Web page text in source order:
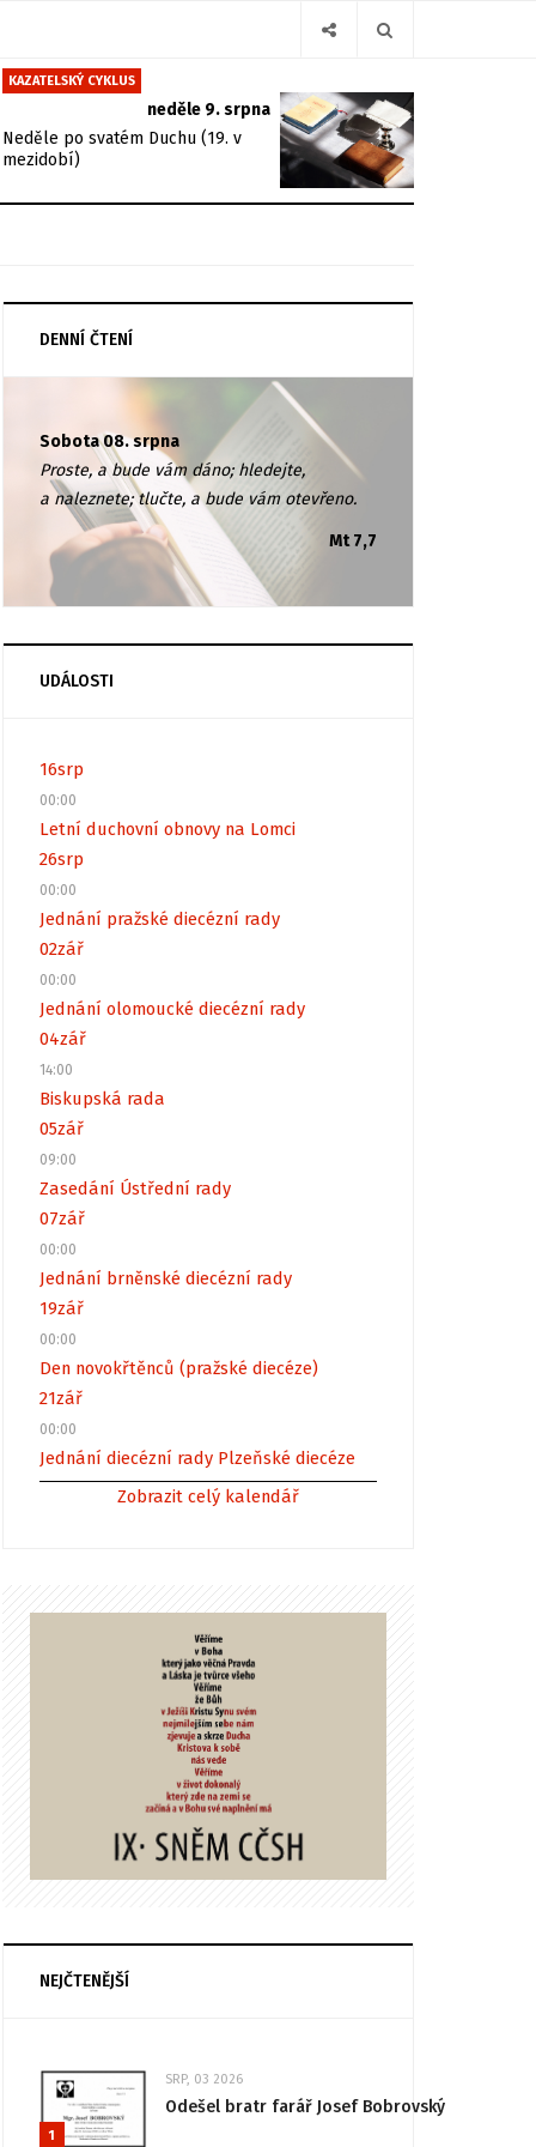
KAZATELSKÝ CYKLUS
neděle 9. srpna
Neděle po svatém Duchu (19. v
mezidobí)
DENNÍ ČTENÍ
Sobota 08. srpna
Proste, a bude vám dáno; hledejte,
a naleznete; tlučte, a bude vám otevřeno.
Mt 7,7
UDÁLOSTI
16srp
00:00
Letní duchovní obnovy na Lomci
26srp
00:00
Jednání pražské diecézní rady
02zář
00:00
Jednání olomoucké diecézní rady
04zář
14:00
Biskupská rada
05zář
09:00
Zasedání Ústřední rady
07zář
00:00
Jednání brněnské diecézní rady
19zář
00:00
Den novokřtěnců (pražské diecéze)
21zář
00:00
Jednání diecézní rady Plzeňské diecéze
Zobrazit celý kalendář
NEJČTENĚJŠÍ
1
SRP, 03 2026
Odešel bratr farář Josef Bobrovský